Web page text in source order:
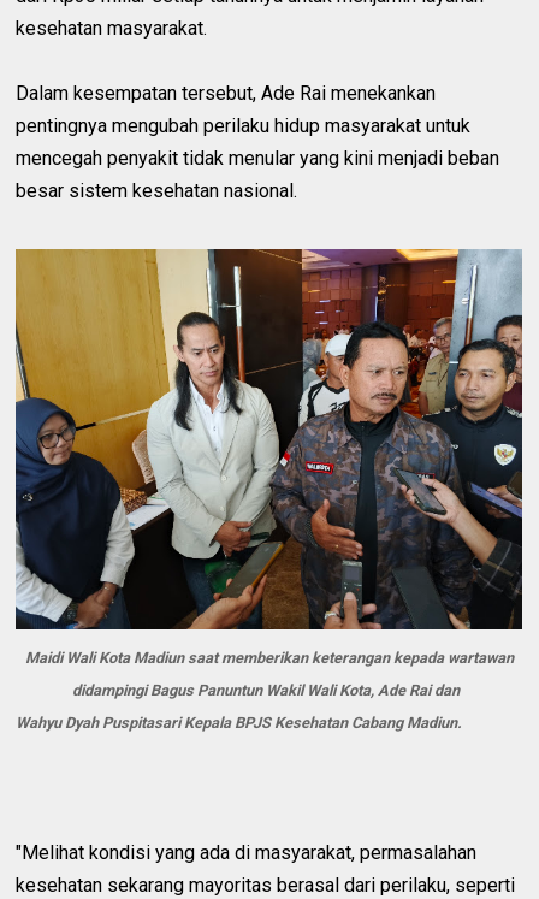
kesehatan masyarakat.
Dalam kesempatan tersebut, Ade Rai menekankan
pentingnya mengubah perilaku hidup masyarakat untuk
mencegah penyakit tidak menular yang kini menjadi beban
besar sistem kesehatan nasional.
Maidi Wali Kota Madiun saat memberikan keterangan kepada wartawan
didampingi Bagus Panuntun Wakil Wali Kota, Ade Rai dan
Wahyu Dyah Puspitasari Kepala BPJS Kesehatan Cabang Madiun.
"Melihat kondisi yang ada di masyarakat, permasalahan
kesehatan sekarang mayoritas berasal dari perilaku, seperti